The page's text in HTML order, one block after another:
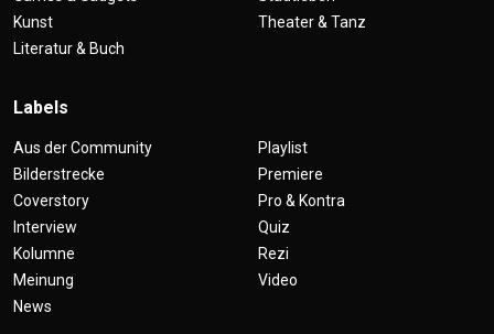
Kunst
Literatur & Buch
Theater & Tanz
Labels
Aus der Community
Bilderstrecke
Coverstory
Interview
Kolumne
Meinung
News
Playlist
Premiere
Pro & Kontra
Quiz
Rezi
Video